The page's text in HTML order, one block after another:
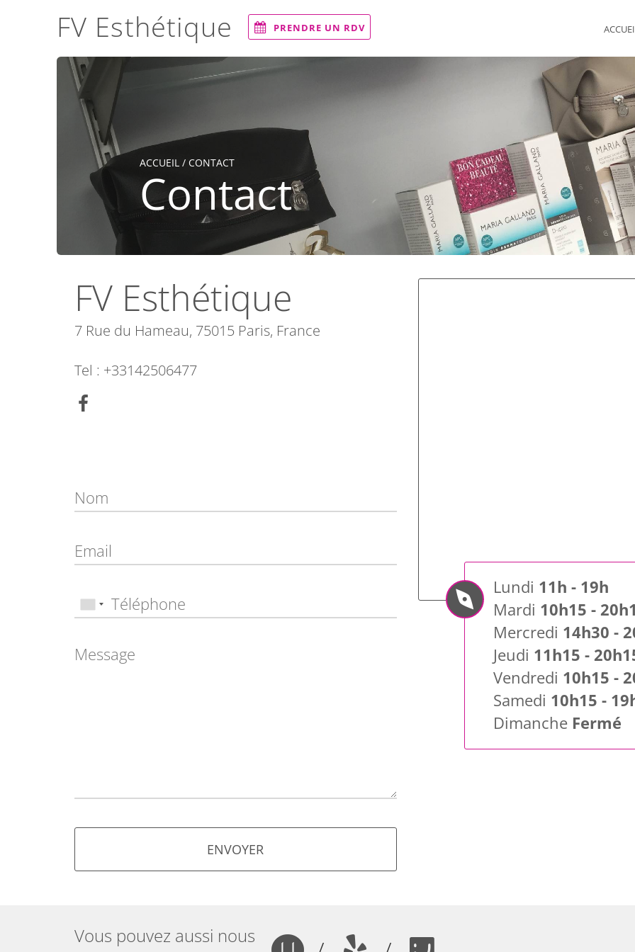
FV Esthétique PRENDRE UN RDV
ACCUEIL / CONTACT
Contact
FV Esthétique
7 Rue du Hameau, 75015 Paris, France
Tel : +33142506477
ENVOYER
Lundi 11h - 19h
Mardi 10h15 -
Mercredi 14h30 -
Jeudi 11h15 -
Vendredi 10h15 -
Samedi 10h15 -
Dimanche Fermé
Vous pouvez aussi nous
/ /